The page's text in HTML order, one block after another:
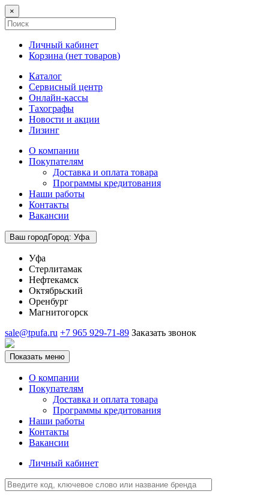
×
Личный кабинет
Корзина (нет товаров)
Каталог
Сервисный центр
Онлайн-кассы
Тахографы
Новости и акции
Лизинг
О компании
Покупателям
Доставка и оплата товара
Программы кредитования
Наши работы
Контакты
Вакансии
Ваш городГород: Уфа
Уфа
Стерлитамак
Нефтекамск
Октябрьский
Оренбург
Магнитогорск
sale@tpufa.ru +7 965 929-71-89 Заказать звонок
Показать меню
О компании
Покупателям
Доставка и оплата товара
Программы кредитования
Наши работы
Контакты
Вакансии
Личный кабинет